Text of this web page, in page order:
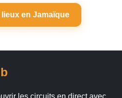
en Jamaïque